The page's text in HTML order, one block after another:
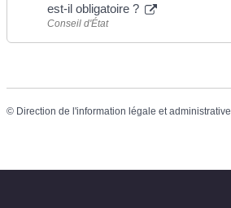
est-il obligatoire ?
Conseil d'État
© Direction de l'information légale et administrative